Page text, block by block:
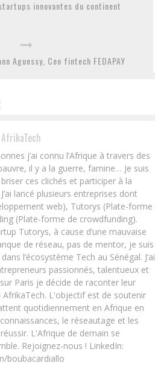
innovantes du continent
Aguessy, Ceo fintech FEDAPAY
AfrikaTech
j’ai connu l’Afrique à travers des
il y a la guerre, famine… Je suis
ces clichés et participer à la
lancé plusieurs entreprises dont
web), Tutorys (Plate-forme
(Plate-forme de crowdfunding).
Tutorys, à cause d’une mauvaise
de réseau, pas de mentor, je suis
l’écosystème Tech au Sénégal. J’ai
passionnés, talentueux et
Paris je décide de raconter leur
L'objectif est de soutenir
quotidiennement en Afrique en
le réseautage et les
L'Afrique de demain se
Rejoignez-nous ! LinkedIn:
boubacardiallo